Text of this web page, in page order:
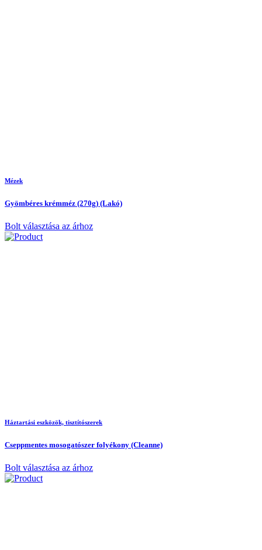
Mézek
Gyömbéres krémméz (270g) (Lakó)
Bolt választása az árhoz
Háztartási eszközök, tisztítószerek
Cseppmentes mosogatószer folyékony (Cleanne)
Bolt választása az árhoz